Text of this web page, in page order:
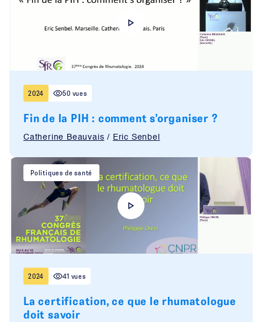
2024 50 vues
Fin de la PIH : comment s’organiser ?
Catherine Beauvais / Eric Senbel
Politiques de santé
2024 41 vues
La certification, ce que le rhumatologue
doit savoir